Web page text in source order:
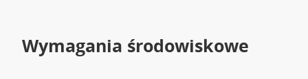
Wymagania środowiskowe